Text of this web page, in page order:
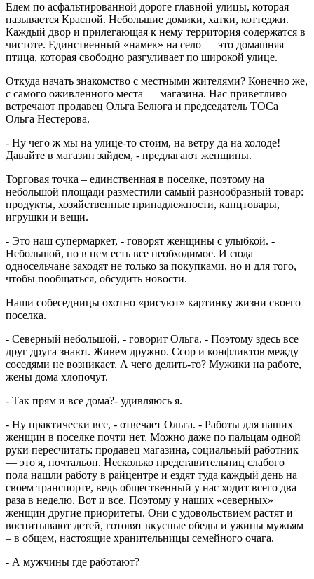
Едем по асфальтированной дороге главной улицы, которая
называется Красной. Небольшие домики, хатки, коттеджи.
Каждый двор и прилегающая к нему территория содержатся в
чистоте. Единственный «намек» на село — это домашняя
птица, которая свободно разгуливает по широкой улице.
Откуда начать знакомство с местными жителями? Конечно же,
с самого оживленного места — магазина. Нас приветливо
встречают продавец Ольга Белюга и председатель ТОСа
Ольга Нестерова.
- Ну чего ж мы на улице-то стоим, на ветру да на холоде!
Давайте в магазин зайдем, - предлагают женщины.
Торговая точка – единственная в поселке, поэтому на
небольшой площади разместили самый разнообразный товар:
продукты, хозяйственные принадлежности, канцтовары,
игрушки и вещи.
- Это наш супермаркет, - говорят женщины с улыбкой. -
Небольшой, но в нем есть все необходимое. И сюда
односельчане заходят не только за покупками, но и для того,
чтобы пообщаться, обсудить новости.
Наши собеседницы охотно «рисуют» картинку жизни своего
поселка.
- Северный небольшой, - говорит Ольга. - Поэтому здесь все
друг друга знают. Живем дружно. Ссор и конфликтов между
соседями не возникает. А чего делить-то? Мужики на работе,
жены дома хлопочут.
- Так прям и все дома?- удивляюсь я.
- Ну практически все, - отвечает Ольга. - Работы для наших
женщин в поселке почти нет. Можно даже по пальцам одной
руки пересчитать: продавец магазина, социальный работник
— это я, почтальон. Несколько представительниц слабого
пола нашли работу в райцентре и ездят туда каждый день на
своем транспорте, ведь общественный у нас ходит всего два
раза в неделю. Вот и все. Поэтому у наших «северных»
женщин другие приоритеты. Они с удовольствием растят и
воспитывают детей, готовят вкусные обеды и ужины мужьям
– в общем, настоящие хранительницы семейного очага.
- А мужчины где работают?